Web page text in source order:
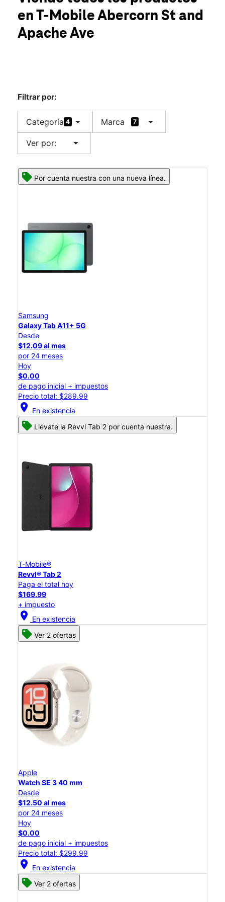
Mié.:10:00 a.m. a 7:00 p.m.
Jue.: 10:00 a.m. a 7:00 p.m.
13051 Abercorn St Ste B-2 Savannah, GA 31419
en T-MobileAbercorn St and
Apache Ave
Filtrar por:
Categoría 4 arrow_drop_down Marca 7 arrow_drop_down
Ver por: arrow_drop_down
Por cuenta nuestra con una nueva línea.
Samsung
Galaxy Tab A11+ 5G
Desde
$12.09 al mes
por 24 meses
Hoy
$0.00
de pago inicial + impuestos
Precio total: $289.99
location_on En existencia
Llévate la Revvl Tab 2 por cuenta nuestra.
T-Mobile®
Revvl® Tab 2
Paga el total hoy
$169.99
+ impuesto
location_on En existencia
Ver 2 ofertas
Apple
Watch SE 3 40 mm
Desde
$12.50 al mes
por 24 meses
Hoy
$0.00
de pago inicial + impuestos
Precio total: $299.99
location_on En existencia
Ver 2 ofertas